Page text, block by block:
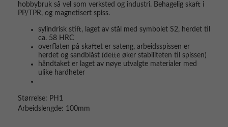
hobbybruk så vel som verksted og industri. Behagelig skaft i
PP/TPR, og magnetisert spiss.
sylindrisk stift, laget av stål med symbolet S2, herdet til
ca. 58 HRC
overflaten på skaftet er sateng, arbeidsspissen er
herdet og sandblåst (dette øker stabiliteten til spissen)
håndtaket er laget av nøye utvalgte materialer med
ulike hardheter
Størrelse: PH1
Arbeidslengde: 100mm